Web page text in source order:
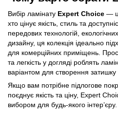
Вибір ламінату Expert Choice —
хто цінує якість, стиль та
передових технологій,
дизайну, ця колекція ідеально
для комерційних приміщень.
та легкість у догляді роблять
варіантом для створення
Якщо вам потрібне підлогове
поєднує якість та ціну, Expert
вибором для будь-якого інтер’єру.